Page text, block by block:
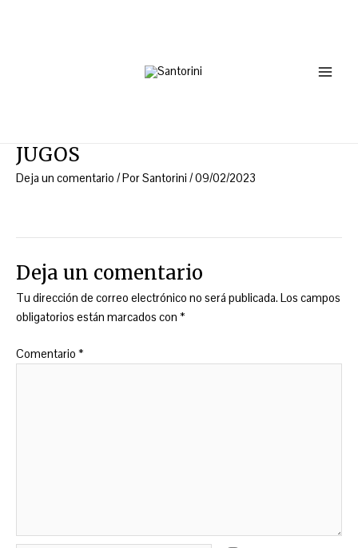
JUGOS
Deja un comentario / PorSantorini /09/02/2023
Deja un comentario
Tu dirección de correo electrónico no será publicada. Los campos
obligatorios están marcados con *
Comentario *